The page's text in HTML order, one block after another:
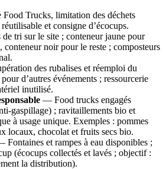
Trucks, limitation des déchets
et consigne d’écocups.
tri sur le site ; conteneur jaune pour
conteneur noir pour le reste ; composteurs
des rubalises et réemploi du
d’autres événements ; ressourcerie
inutilisé.
— Food trucks engagés
gaspillage) ; ravitaillements bio et
à usage unique. Exemples : pommes
locaux, chocolat et fruits secs bio.
Fontaines et rampes à eau disponibles ;
(écocups collectés et lavés ; objectif :
la distribution).